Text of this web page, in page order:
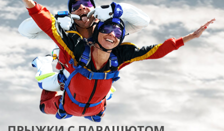
skyfly.com.ua3@gmail.com